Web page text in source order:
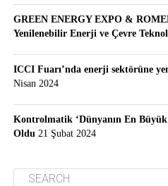
GREEN ENERGY EXPO &
Yenilenebilir Enerji ve Çevre
ICCI Fuarı’nda enerji sektörüne
Nisan 2024
Kontrolmatik ‘Dünyanın En Büyük
Oldu 21 Şubat 2024